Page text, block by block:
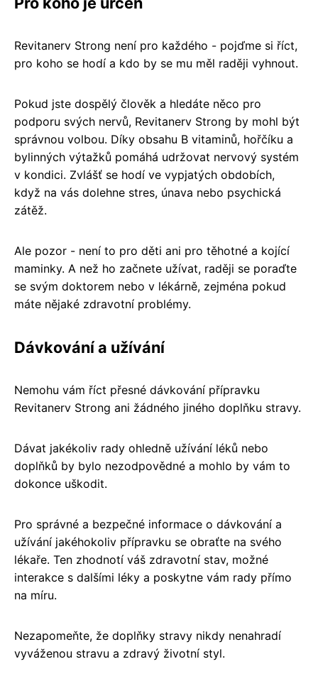
Revitanerv Strong není pro každého - pojďme si říct,
pro koho se hodí a kdo by se mu měl raději vyhnout.
Pokud jste dospělý člověk a hledáte něco pro
podporu svých nervů, Revitanerv Strong by mohl být
správnou volbou. Díky obsahu B vitaminů, hořčíku a
bylinných výtažků pomáhá udržovat nervový systém
v kondici. Zvlášť se hodí ve vypjatých obdobích,
když na vás dolehne stres, únava nebo psychická
zátěž.
Ale pozor - není to pro děti ani pro těhotné a kojící
maminky. A než ho začnete užívat, raději se poraďte
se svým doktorem nebo v lékárně, zejména pokud
máte nějaké zdravotní problémy.
Dávkování a užívání
Nemohu vám říct přesné dávkování přípravku
Revitanerv Strong ani žádného jiného doplňku stravy.
Dávat jakékoliv rady ohledně užívání léků nebo
doplňků by bylo nezodpovědné a mohlo by vám to
dokonce uškodit.
Pro správné a bezpečné informace o dávkování a
užívání jakéhokoliv přípravku se obraťte na svého
lékaře. Ten zhodnotí váš zdravotní stav, možné
interakce s dalšími léky a poskytne vám rady přímo
na míru.
Nezapomeňte, že doplňky stravy nikdy nenahradí
vyváženou stravu a zdravý životní styl.